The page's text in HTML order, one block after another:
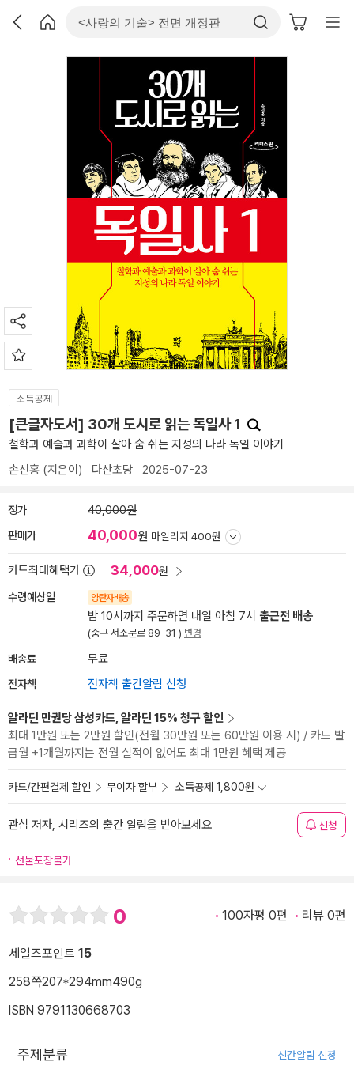
소득공제
[큰글자도서] 30개 도시로 읽는 독일사 1
철학과 예술과 과학이 살아 숨 쉬는 지성의 나라 독일 이야기
손선홍 (지은이) 다산초당 2025-07-23
정가 40,000원
판매가 40,000원 마일리지 400원
카드최대혜택가 34,000원
수령예상일 양탄자배송
밤 10시까지 주문하면 내일 아침 7시 출근전 배송
(중구 서소문로 89-31 ) 변경
배송료 무료
전자책 전자책 출간알림 신청
알라딘 만권당 삼성카드, 알라딘 15% 청구 할인
최대 1만원 또는 2만원 할인(전월 30만원 또는 60만원 이용 시) / 카드 발
급월 +1개월까지는 전월 실적이 없어도 최대 1만원 혜택 제공
카드/간편결제 할인 무이자 할부 소득공제 1,800원
관심 저자, 시리즈의 출간 알림을 받아보세요 신청
선물포장불가
0 100자평 0편 리뷰 0편
세일즈포인트 15
258쪽207*294mm490g
ISBN 9791130668703
주제분류 신간알림 신청